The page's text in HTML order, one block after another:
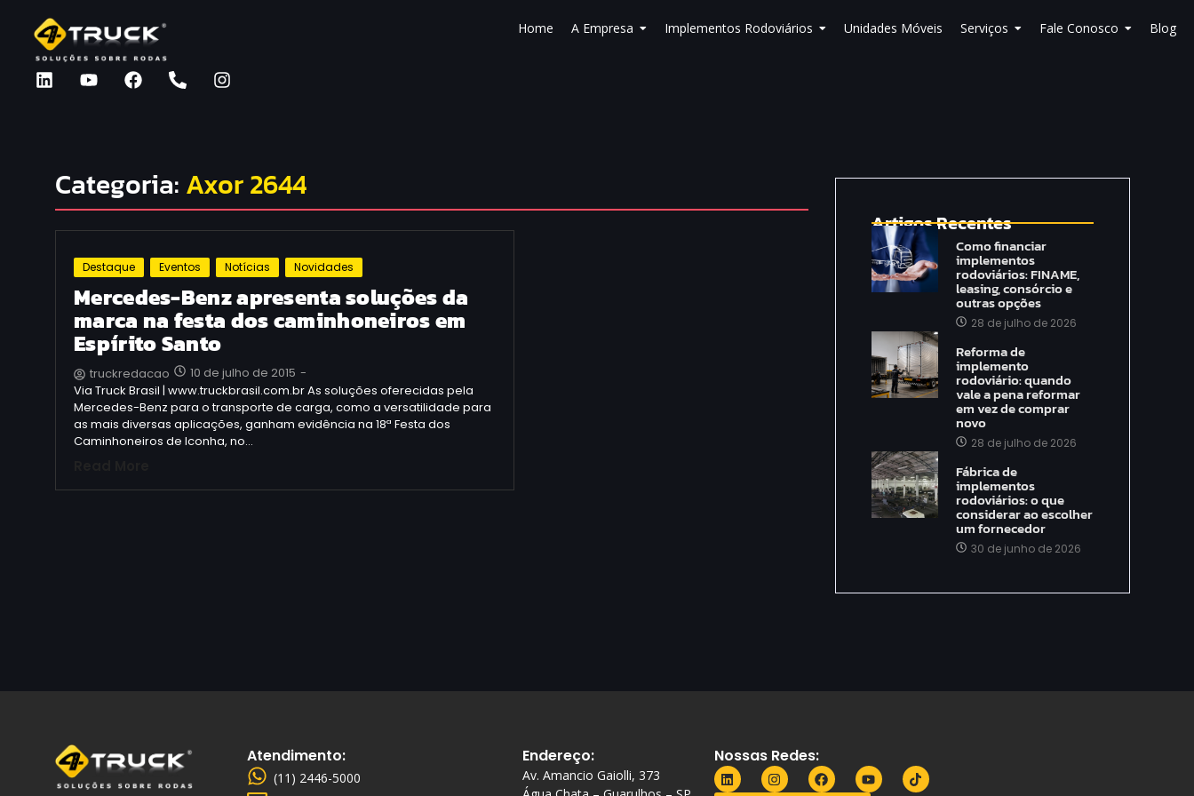
Home A Empresa Implementos Rodoviários Unidades Móveis Serviços Fale Conosco Blog
Categoria: Axor 2644
Destaque Eventos Notícias Novidades
Mercedes-Benz apresenta soluções da
marca na festa dos caminhoneiros em
Espírito Santo
truckredacao 10 de julho de 2015 -
Via Truck Brasil | www.truckbrasil.com.br As soluções oferecidas pela
Mercedes-Benz para o transporte de carga, como a versatilidade para
as mais diversas aplicações, ganham evidência na 18ª Festa dos
Caminhoneiros de Iconha, no…
Artigos Recentes
Como financiar
implementos
rodoviários: FINAME,
leasing, consórcio e
outras opções
28 de julho de 2026
Reforma de
implemento
rodoviário: quando
vale a pena reformar
em vez de comprar
novo
28 de julho de 2026
Fábrica de
implementos
rodoviários: o que
considerar ao escolher
um fornecedor
30 de junho de 2026
Atendimento:
(11) 2446-5000
Endereço:
Av. Amancio Gaiolli, 373
Nossas Redes: